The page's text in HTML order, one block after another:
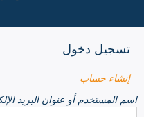
تسجيل دخول
إنشاء حساب
اسم المستخدم أو عنوان البريد